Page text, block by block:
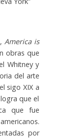
America is
obras que
Whitney y
del arte
sigo XIX a
que el
que fue
por